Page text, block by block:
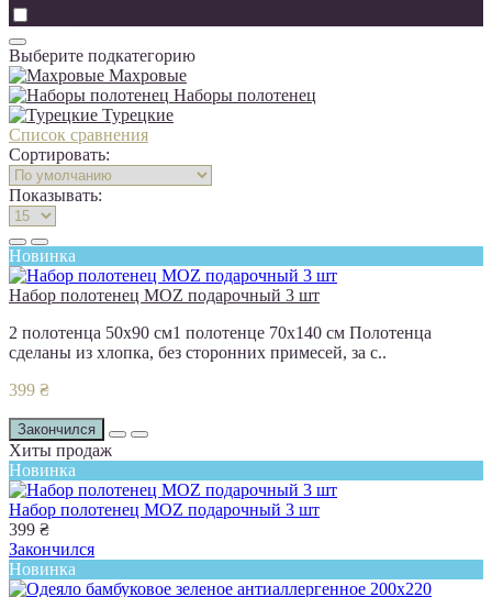
Выберите подкатегорию
Махровые
Наборы полотенец
Турецкие
Список сравнения
Сортировать:
Показывать:
Новинка
Набор полотенец MOZ подарочный 3 шт
2 полотенца 50х90 см1 полотенце 70х140 см Полотенца
сделаны из хлопка, без сторонних примесей, за с..
399 ₴
Закончился
Хиты продаж
Новинка
Набор полотенец MOZ подарочный 3 шт
399 ₴
Закончился
Новинка